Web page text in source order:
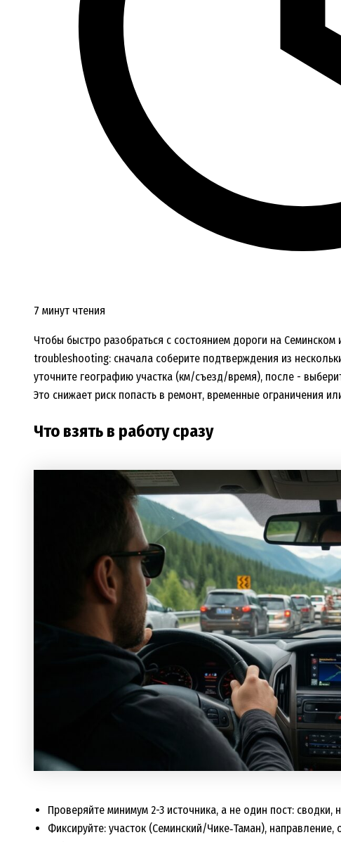
7 минут чтения
Чтобы быстро разобраться с состоянием дороги на Семинском
troubleshooting: сначала соберите подтверждения из
уточните географию участка (км/съезд/время), после -
Это снижает риск попасть в ремонт, временные ограничения
Что взять в работу сразу
Проверяйте минимум 2-3 источника, а не один пост:
Фиксируйте: участок (Семинский/Чике‑Таман),